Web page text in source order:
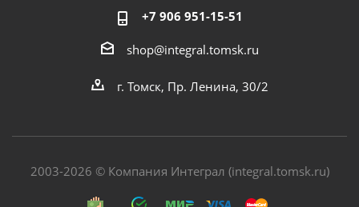
+7 906 951-15-51
shop@integral.tomsk.ru
г. Томск, Пр. Ленина, 30/2
2003-2026 © Компания Интеграл (integral.tomsk.ru)